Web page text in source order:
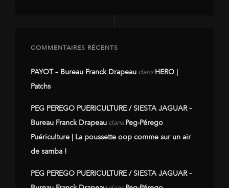
COMMENTAIRES RÉCENTS
PAYOT – Bureau Franck Drapeau dansHERO |
Patchs
PEG PEREGO PUERICULTURE / SIESTA JAGUAR –
Bureau Franck Drapeau dansPeg-Pérego
Puériculture | La poussette oop comme sur un air
de samba !
PEG PEREGO PUERICULTURE / SIESTA JAGUAR –